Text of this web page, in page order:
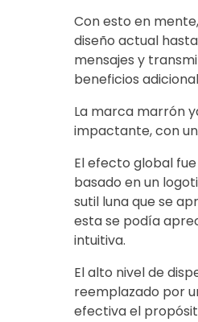
Con esto en
diseño actual
mensajes y
beneficios
La marca marrón
impactante, con
El efecto global
basado en un
sutil luna que se
esta se podía
intuitiva.
El alto nivel de
reemplazado por
efectiva el